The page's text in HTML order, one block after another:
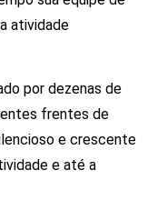
atividade
por dezenas de
frentes de
e crescente
e até a